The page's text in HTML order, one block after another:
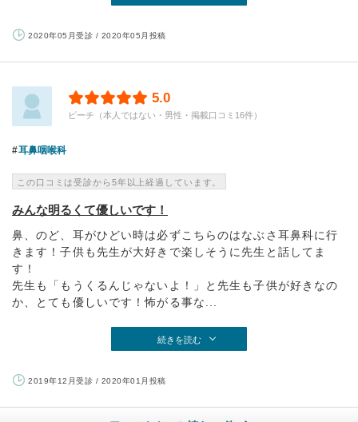
2020年05月受診 / 2020年05月投稿
5.0
ピーチ（本人ではない・男性・掲載口コミ16件）
耳鼻咽喉科
この口コミは受診から5年以上経過しています。
みんな明るくて優しいです！
鼻、のど、耳がひどい時は必ずこちらのはなぶさ耳鼻科に行
きます！子供も先生が大好きで楽しそうに先生と話してま
す！
先生も「もうくるんじゃないよ！」と先生も子供が好きなの
か、とても優しいです！怖がる事な...
続きを読む
2019年12月受診 / 2020年01月投稿